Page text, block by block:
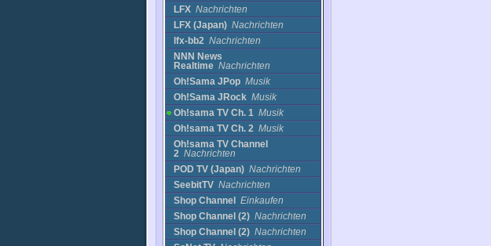
LFX Nachrichten
LFX (Japan) Nachrichten
lfx-bb2 Nachrichten
NNN News
Realtime Nachrichten
Oh!Sama JPop Musik
Oh!Sama JRock Musik
Oh!sama TV Ch. 1 Musik
Oh!sama TV Ch. 2 Musik
Oh!sama TV Channel
2 Nachrichten
POD TV (Japan) Nachrichten
SeebitTV Nachrichten
Shop Channel
Einkaufen
Shop Channel (2) Nachrichten
Shop Channel (2) Nachrichten